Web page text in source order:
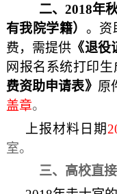
二、2018年
有我院学籍） 。资
费，需提供 《退役
网报名系统打印生
费资助申请表》 原
盖章。
上报材料日期
室。
三、高校直接